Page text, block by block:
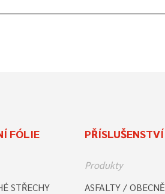
FÓLIE
STŘECHY
PŘÍSLUŠENSTVÍ
Produkty
ASFALTY / OBECNĚ